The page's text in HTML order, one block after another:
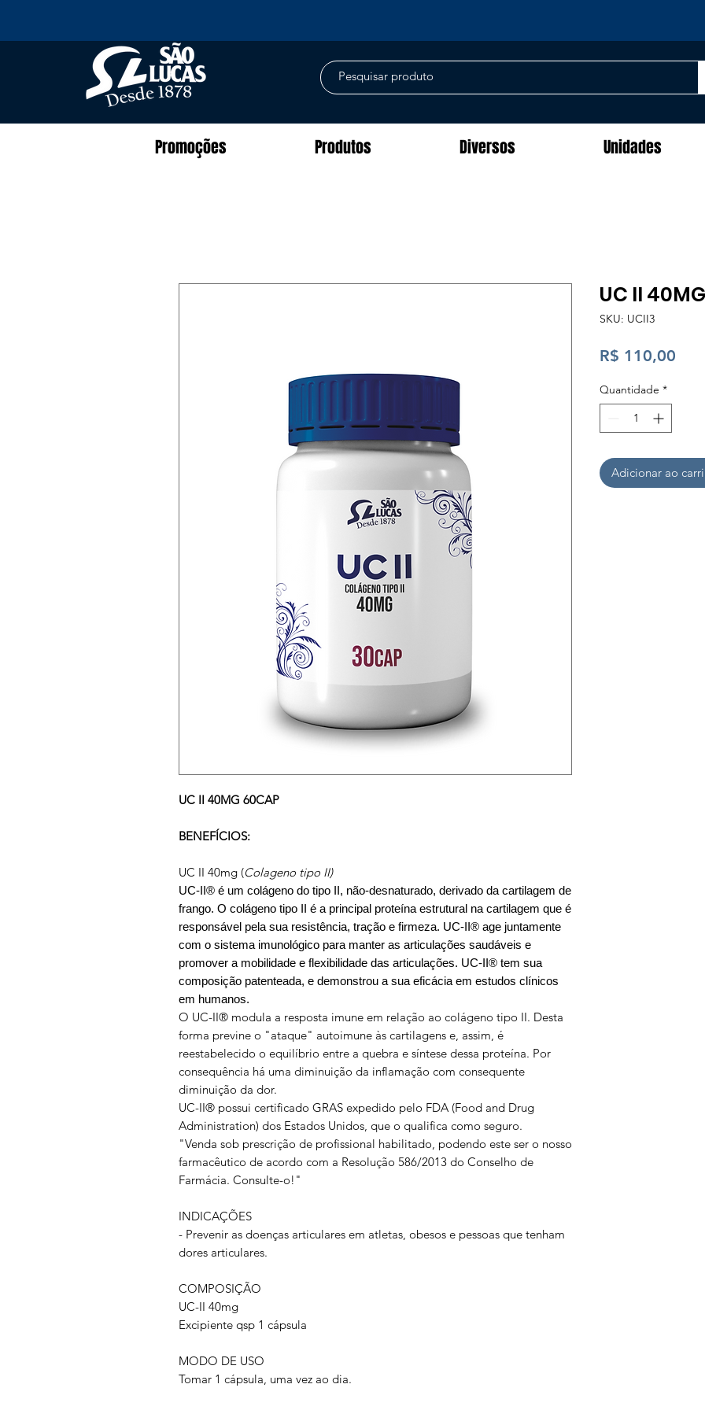
Promoções Produtos Diversos Unidades
UC II 40MG 60CAP
BENEFÍCIOS:
UC II 40mg (Colageno tipo II)
UC-II® é um colágeno do tipo II, não-desnaturado, derivado da cartilagem de
frango. O colágeno tipo II é a principal proteína estrutural na cartilagem que é
responsável pela sua resistência, tração e firmeza. UC-II® age juntamente
com o sistema imunológico para manter as articulações saudáveis e
promover a mobilidade e flexibilidade das articulações. UC-II® tem sua
composição patenteada, e demonstrou a sua eficácia em estudos clínicos
em humanos.
O UC-II® modula a resposta imune em relação ao colágeno tipo II. Desta
forma previne o "ataque" autoimune às cartilagens e, assim, é
reestabelecido o equilíbrio entre a quebra e síntese dessa proteína. Por
consequência há uma diminuição da inflamação com consequente
diminuição da dor.
UC-II® possui certificado GRAS expedido pelo FDA (Food and Drug
Administration) dos Estados Unidos, que o qualifica como seguro.
"Venda sob prescrição de profissional habilitado, podendo este ser o nosso
farmacêutico de acordo com a Resolução 586/2013 do Conselho de
Farmácia. Consulte-o!"
INDICAÇÕES
- Prevenir as doenças articulares em atletas, obesos e pessoas que tenham
dores articulares.
COMPOSIÇÃO
UC-II 40mg
Excipiente qsp 1 cápsula
MODO DE USO
Tomar 1 cápsula, uma vez ao dia.
UC II
SKU: UCII3
R$ 110,00
Quantidade *
Adicionar ao